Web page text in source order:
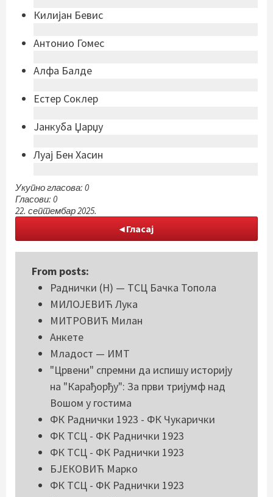
Килијан Бевис
Антонио Гомес
Алфа Балде
Естер Соклер
Јанкуба Џарџу
Луај Бен Хасин
Укупно гласова: 0
Гласови: 0
22. септембар 2025.
Гласај
From posts:
Раднички (Н) — ТСЦ Бачка Топола
МИЛОЈЕВИЋ Лука
МИТРОВИЋ Милан
Анкете
Младост — ИМТ
"Црвени" спремни да испишу историју
на "Карађорђу": За први тријумф над
Вошом у гостима
ФК Раднички 1923 - ФК Чукарички
ФК ТСЦ - ФК Раднички 1923
ФК ТСЦ - ФК Раднички 1923
БЈЕКОВИЋ Марко
ФК ТСЦ - ФК Раднички 1923